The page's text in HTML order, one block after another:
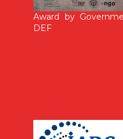
Award by
DEF